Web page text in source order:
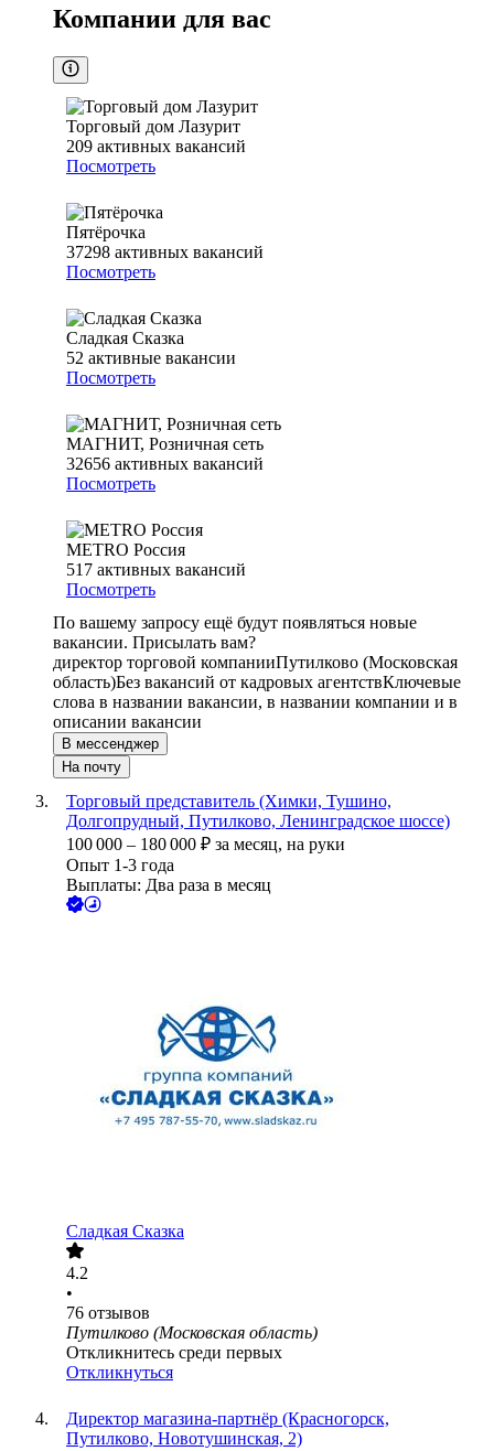
Компании для вас
Торговый дом Лазурит
209 активных вакансий
Посмотреть
Пятёрочка
37298 активных вакансий
Посмотреть
Сладкая Сказка
52 активные вакансии
Посмотреть
МАГНИТ, Розничная сеть
32656 активных вакансий
Посмотреть
METRO Россия
517 активных вакансий
Посмотреть
По вашему запросу ещё будут появляться новые
вакансии. Присылать вам?
директор торговой компанииПутилково (Московская
область)Без вакансий от кадровых агентствКлючевые
слова в названии вакансии, в названии компании и в
описании вакансии
В мессенджер
На почту
Торговый представитель (Химки, Тушино,
Долгопрудный, Путилково, Ленинградское шоссе)
100 000 – 180 000 ₽ за месяц, на руки
Опыт 1-3 года
Выплаты: Два раза в месяц
Сладкая Сказка
4.2
•
76 отзывов
Путилково (Московская область)
Откликнитесь среди первых
Откликнуться
Директор магазина-партнёр (Красногорск,
Путилково, Новотушинская, 2)